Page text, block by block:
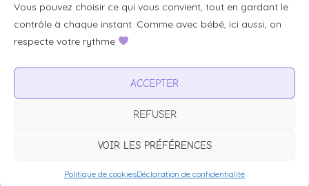
Vous pouvez choisir ce qui vous convient, tout en gardant le
contrôle à chaque instant. Comme avec bébé, ici aussi, on
respecte votre rythme
ACCEPTER
REFUSER
VOIR LES PRÉFÉRENCES
Politique de cookiesDéclaration de confidentialité
Tous les articles
Professionnels & partenariats
Visibilité pour votre marque
Proposer un produit ou un service